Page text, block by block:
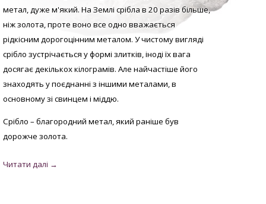
метал, дуже м'який. На Землі срібла в 20 разів більше,
ніж золота, проте воно все одно вважається
рідкісним дорогоцінним металом. Учистому вигляді
срібло зустрічається у формі злитків, іноді їх вага
досягає декількох кілограмів. Але найчастіше його
знаходять у поєднанні з іншими металами, в
основному зі свинцем і міддю.
Срібло – благородний метал, який раніше був
дорожче золота.